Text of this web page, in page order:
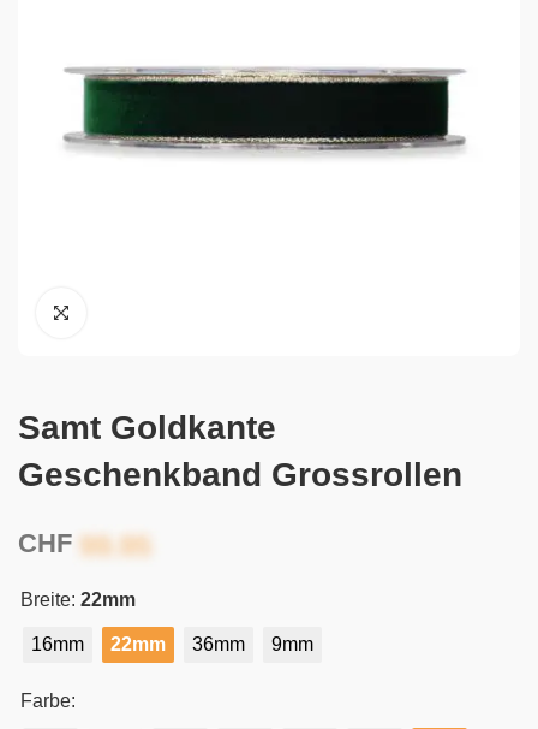
Samt Goldkante
Geschenkband Grossrollen
CHF
Breite: 22mm
16mm 22mm 36mm 9mm
Farbe: